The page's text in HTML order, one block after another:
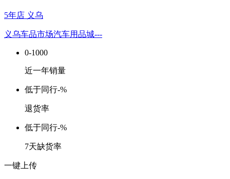
5年店 义乌
义乌车品市场汽车用品城---
0-1000
近一年销量
低于同行-%
退货率
低于同行-%
7天缺货率
一键上传